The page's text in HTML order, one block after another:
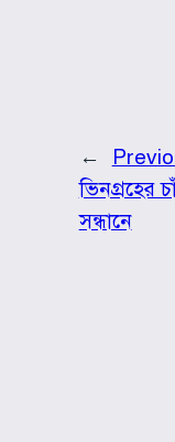
←
ভিনগ্রহের
সন্ধানে